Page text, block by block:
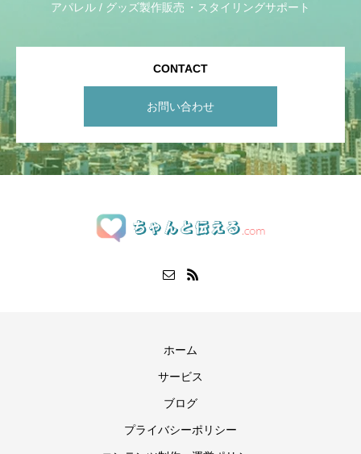
アパレル / グッズ製作販売
スタイリングサポート
CONTACT
お問い合わせ
ホーム
サービス
ブログ
プライバシーポリシー